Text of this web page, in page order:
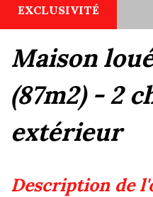
EXCLUSIVITÉ
maison louée meublée
(87m2) - 2
extérieur
description de